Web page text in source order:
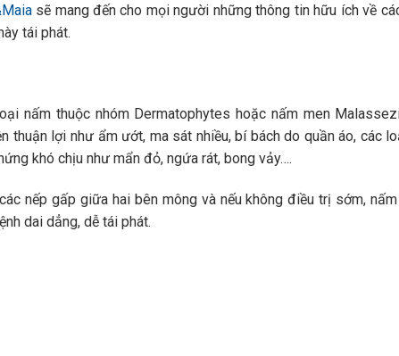
sẽ mang đến cho mọi người những thông tin hữu ích về
tái phát.
nấm thuộc nhóm Dermatophytes hoặc nấm men
thuận lợi như ẩm ướt, ma sát nhiều, bí bách do quần áo, các
khó chịu như mẩn đỏ, ngứa rát, bong vảy….
nếp gấp giữa hai bên mông và nếu không điều trị sớm,
dai dẳng, dễ tái phát.